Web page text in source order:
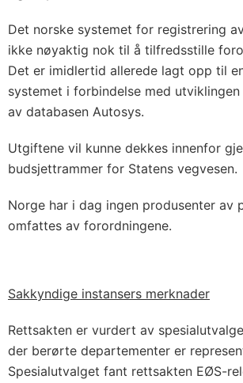
Det norske systemet for registrering
ikke nøyaktig nok til å tilfredsstille
Det er imidlertid allerede lagt opp til
systemet i forbindelse med
av databasen Autosys.
Utgiftene vil kunne dekkes innenfor
budsjettrammer for Statens vegvesen.
Norge har i dag ingen produsenter av
omfattes av forordningene.
Sakkyndige instansers merknader
Rettsakten er vurdert av
der berørte departementer er
Spesialutvalget fant rettsakten EØS-